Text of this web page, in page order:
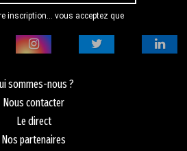
inscription... vous acceptez que
le but de vous envoyer
sa lettre d’informations. Pour plus
sommes-nous ?
Nous contacter
Le direct
Nos partenaires